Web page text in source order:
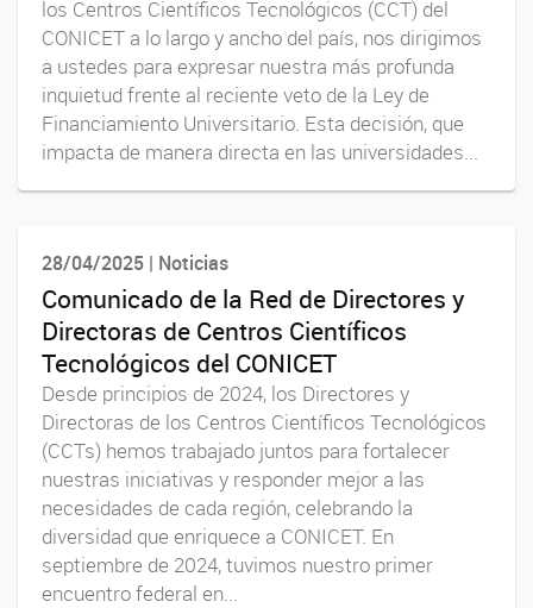
los Centros Científicos Tecnológicos (CCT) del
CONICET a lo largo y ancho del país, nos dirigimos
a ustedes para expresar nuestra más profunda
inquietud frente al reciente veto de la Ley de
Financiamiento Universitario. Esta decisión, que
impacta de manera directa en las universidades...
28/04/2025 | Noticias
Comunicado de la Red de Directores y
Directoras de Centros Científicos
Tecnológicos del CONICET
Desde principios de 2024, los Directores y
Directoras de los Centros Científicos Tecnológicos
(CCTs) hemos trabajado juntos para fortalecer
nuestras iniciativas y responder mejor a las
necesidades de cada región, celebrando la
diversidad que enriquece a CONICET. En
septiembre de 2024, tuvimos nuestro primer
encuentro federal en...